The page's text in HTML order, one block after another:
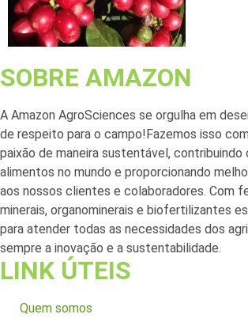
SOBRE AMAZON
A Amazon AgroSciences se orgulha em
de respeito para o campo!Fazemos isso
paixão de maneira sustentável, contribuindo
alimentos no mundo e proporcionando
aos nossos clientes e colaboradores. Com
minerais, organominerais e biofertilizantes
para atender todas as necessidades dos
sempre a inovação e a sustentabilidade.
LINK ÚTEIS
Quem somos